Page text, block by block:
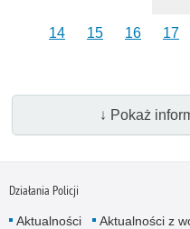
14 15 16 17
↓ Pokaż
Działania Policji
Aktualności Aktualności z